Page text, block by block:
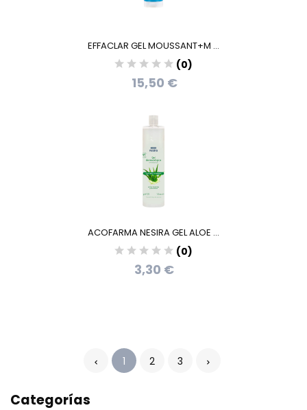
Categorías
EFFACLAR GEL MOUSSANT+M ...
(0)
15,50 €
ACOFARMA NESIRA GEL ALOE ...
(0)
3,30 €
1 2 3